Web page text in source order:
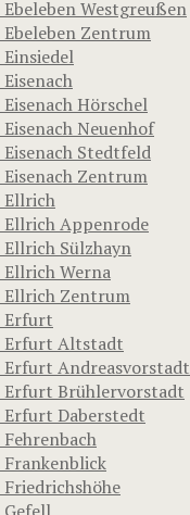
Westgreußen
Zentrum
Hörschel
Neuenhof
Stedtfeld
Zentrum
Ellrich
Ellrich Appenrode
Sülzhayn
Werna
Ellrich Zentrum
Erfurt
Erfurt Altstadt
Erfurt Andreasvorstadt
Erfurt Brühlervorstadt
Erfurt Daberstedt